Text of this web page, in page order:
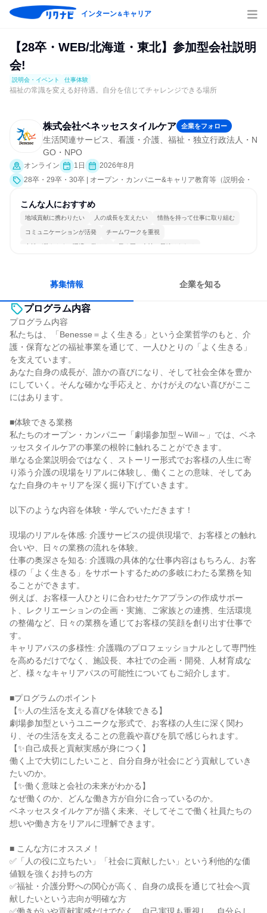
インターン＆キャリア
【28卒・WEB/北海道・東北】参加型会社説明
会!
説明会・イベント 仕事体験
福祉の常識を変える好待遇。自分を信じてチャレンジできる場所
株式会社ベネッセスタイルケア 企業をフォロー
生活関連サービス、看護・介護、福祉・独立行政法人・N
GO・NPO
オンライン 1日
2026年8月
28卒・29卒・30卒 | オープン・カンパニー&キャリア教育等（説明会・
こんな人におすすめ
地域貢献に携わりたい 人の成長を支えたい 情熱を持って仕事に取り組む
コミュニケーションが活発 チームワークを重視
女性が働きやすい環境で働ける 長く同じ会社に居続けられる
募集情報 企業を知る
プログラム内容
プログラム内容
私たちは、「Benesse＝よく生きる」という企業哲学のもと、介
護・保育などの福祉事業を通じて、一人ひとりの「よく生きる」
を支えています。
あなた自身の成長が、誰かの喜びになり、そして社会全体を豊か
にしていく。そんな確かな手応えと、かけがえのない喜びがここ
にはあります。
■体験できる業務
私たちのオープン・カンパニー「劇場参加型～Will～」では、ベネ
ッセスタイルケアの事業の根幹に触れることができます。
単なる企業説明会ではなく、ストーリー形式でお客様の人生に寄
り添う介護の現場をリアルに体験し、働くことの意味、そしてあ
なた自身のキャリアを深く掘り下げていきます。
以下のような内容を体験・学んでいただきます！
現場のリアルを体感: 介護サービスの提供現場で、お客様との触れ
合いや、日々の業務の流れを体験。
仕事の奥深さを知る: 介護職の具体的な仕事内容はもちろん、お客
様の「よく生きる」をサポートするための多岐にわたる業務を知
ることができます。
例えば、お客様一人ひとりに合わせたケアプランの作成サポー
ト、レクリエーションの企画・実施、ご家族との連携、生活環境
の整備など、日々の業務を通じてお客様の笑顔を創り出す仕事で
す。
キャリアパスの多様性: 介護職のプロフェッショナルとして専門性
を高めるだけでなく、施設長、本社での企画・開発、人材育成な
ど、様々なキャリアパスの可能性についてもご紹介します。
■プログラムのポイント
【✨人の生活を支える喜びを体験できる】
劇場参加型というユニークな形式で、お客様の人生に深く関わ
り、その生活を支えることの意義や喜びを肌で感じられます。
【✨自己成長と貢献実感が身につく】
働く上で大切にしたいこと、自分自身が社会にどう貢献していき
たいのか。
【✨働く意味と会社の未来がわかる】
なぜ働くのか、どんな働き方が自分に合っているのか。
ベネッセスタイルケアが描く未来、そしてそこで働く社員たちの
想いや働き方をリアルに理解できます。
■ こんな方にオススメ！
✅「人の役に立ちたい」「社会に貢献したい」という利他的な価
値観を強くお持ちの方
✅福祉・介護分野への関心が高く、自身の成長を通じて社会へ貢
献したいという志向が明確な方